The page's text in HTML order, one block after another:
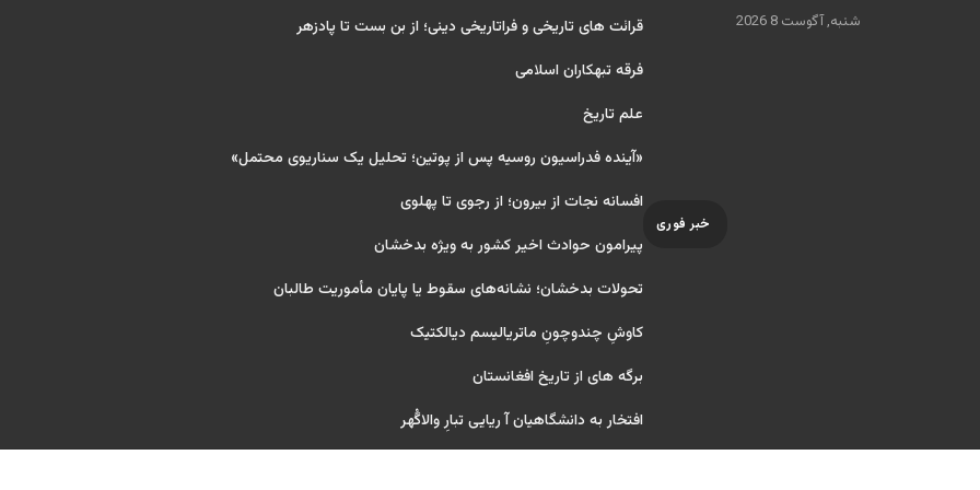
شنبه, آگوست 8 2026
خبر فوری
قرائت های تاریخی و فراتاریخی دینی؛ از بن بست تا پادزهر
فرقه تبهکاران اسلامی
علم تاریخ
«آینده فدراسیون روسیه پس از پوتین؛ تحلیل یک سناریوی محتمل»
افسانه نجات از بیرون؛ از رجوی تا پهلوی
پیرامون حوادث اخیر کشور به ویژه بدخشان
تحولات بدخشان؛ نشانه‌های سقوط یا پایان مأموریت طالبان
کاوشِ چندو‌چونِ ماتریالیسم دیالکتیک
برگه های از تاریخ افغانستان
افتخار به دانشگاهیان آ ریایی تبارِ والاگُهر